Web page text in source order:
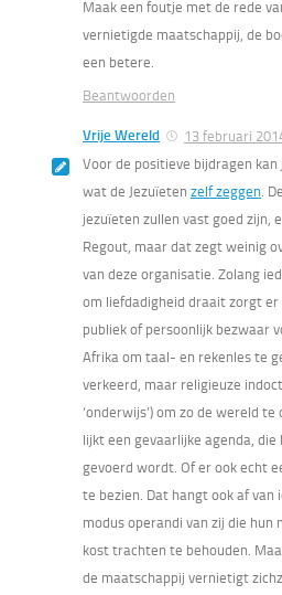
Maak een foutje met de rede
vernietigde maatschappij, de
een betere.
Beantwoorden
Vrije Wereld
13 februari
Voor de positieve bijdragen
wat de Jezuïeten zelf zeggen .
jezuïeten zullen vast goed zijn,
Regout, maar dat zegt weinig
van deze organisatie. Zolang
om liefdadigheid draait zorgt
publiek of persoonlijk bezwaar
Afrika om taal- en rekenles te
verkeerd, maar religieuze
‘onderwijs’) om zo de wereld
lijkt een gevaarlijke agenda, die
gevoerd wordt. Of er ook echt
te bezien. Dat hangt ook af
modus operandi van zij die
kost trachten te behouden.
de maatschappij vernietigt